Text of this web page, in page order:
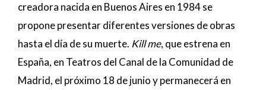
creadora nacida en Buenos Aires en 1984 se
propone presentar diferentes versiones de obras
hasta el día de su muerte. Kill me, que estrena en
España, en Teatros del Canal de la Comunidad de
Madrid, el próximo 18 de junio y permanecerá en